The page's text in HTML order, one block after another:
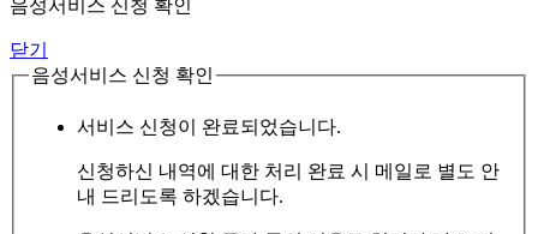
음성서비스 신청 확인
닫기
음성서비스 신청 확인
서비스 신청이 완료되었습니다.
신청하신 내역에 대한 처리 완료 시 메일로 별도 안
내 드리도록 하겠습니다.